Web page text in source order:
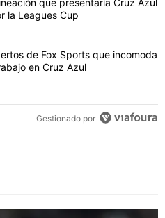
"Con ausencias, la
que presentaría Cruz Azul
la Leagues Cup
"La crítica de los expertos
de Fox Sports que incomoda
en Cruz Azul
Gestionado por